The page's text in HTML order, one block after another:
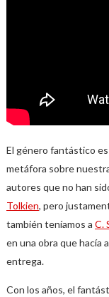
El género fantástico
metáfora sobre
autores que no han
Tolkien, pero
también teníamos a C.
en una obra que hacía
entrega.
Con los años, el